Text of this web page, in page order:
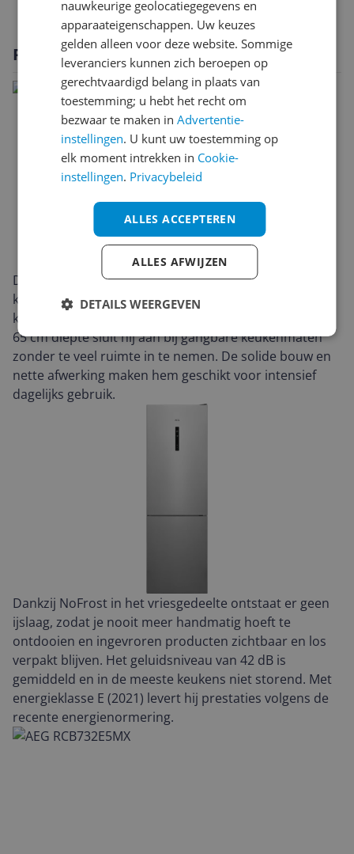
Productomschrijving
De AEG RCB732E5MX is een strak vormgegeven grijze
koelvriescombinatie die moeiteloos in moderne
keukens past. Met 186 cm hoogte, 59,5 cm breedte en
65 cm diepte sluit hij aan bij gangbare keukenmaten
zonder te veel ruimte in te nemen. De solide bouw en
nette afwerking maken hem geschikt voor intensief
dagelijks gebruik.
Dankzij NoFrost in het vriesgedeelte ontstaat er geen
ijslaag, zodat je nooit meer handmatig hoeft te
ontdooien en ingevroren producten zichtbaar en los
verpakt blijven. Het geluidsniveau van 42 dB is
gemiddeld en in de meeste keukens niet storend. Met
energieklasse E (2021) levert hij prestaties volgens de
recente energienormering.
nauwkeurige geolocatiegegevens en
apparaateigenschappen. Uw keuzes
gelden alleen voor deze website. Sommige
leveranciers kunnen zich beroepen op
gerechtvaardigd belang in plaats van
toestemming; u hebt het recht om
bezwaar te maken inAdvertentie-
instellingen. U kunt uw toestemming op
elk moment intrekken in Cookie-
instellingen. Privacybeleid
ALLES ACCEPTEREN
ALLES AFWIJZEN
DETAILS WEERGEVEN